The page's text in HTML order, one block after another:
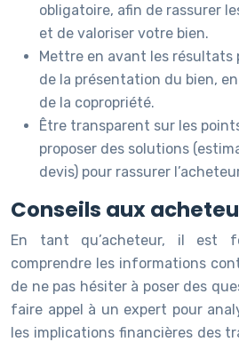
obligatoire, afin de rassurer
et de valoriser votre bien.
Mettre en avant les résultats
de la présentation du bien,
de la copropriété.
Être transparent sur les
proposer des solutions
devis) pour rassurer
Conseils aux
En tant qu’acheteur, il est
comprendre les informations
de ne pas hésiter à poser des
faire appel à un expert pour
les implications financières des